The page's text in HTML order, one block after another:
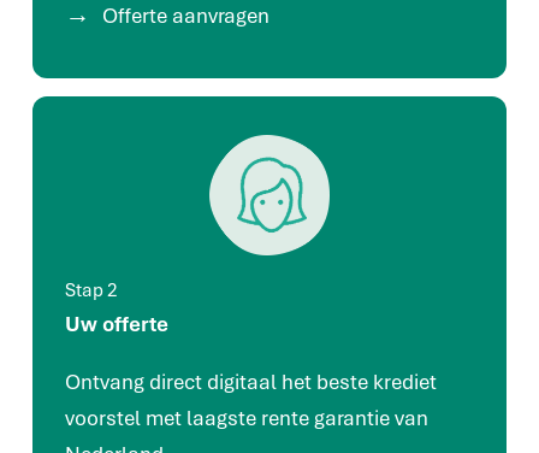
Offerte aanvragen
Stap 2
Uw offerte
Ontvang direct digitaal het beste krediet
voorstel met laagste rente garantie van